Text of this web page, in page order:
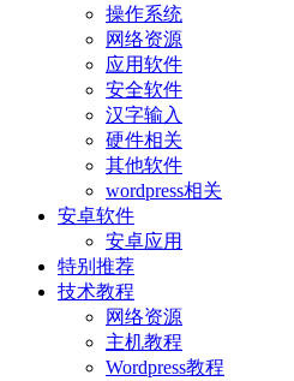
操作系统
网络资源
应用软件
安全软件
汉字输入
硬件相关
其他软件
wordpress相关
安卓软件
安卓应用
特别推荐
技术教程
网络资源
主机教程
Wordpress教程